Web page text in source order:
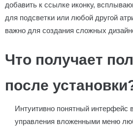
добавить к ссылке иконку,
для подсветки или любой другой
важно для создания сложных
Что получает
после
Интуитивно понятный интерфейс
управления вложенными меню